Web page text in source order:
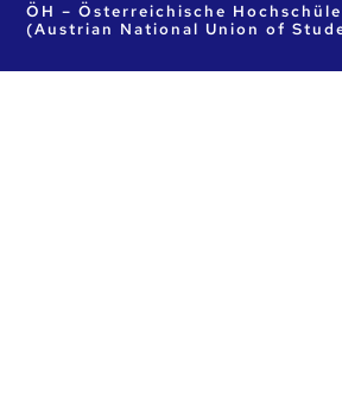
ÖH – Österreichische
(Austrian National Union of